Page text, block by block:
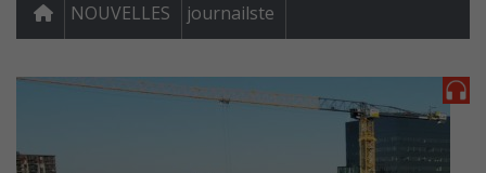
NOUVELLES journailste